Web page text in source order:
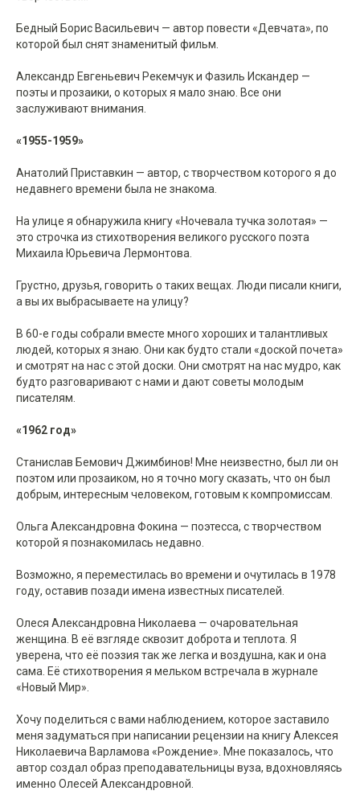
Бедный Борис Васильевич — автор повести «Девчата», по
которой был снят знаменитый фильм.
Александр Евгеньевич Рекемчук и Фазиль Искандер —
поэты и прозаики, о которых я мало знаю. Все они
заслуживают внимания.
«1955-1959»
Анатолий Приставкин — автор, с творчеством которого я до
недавнего времени была не знакома.
На улице я обнаружила книгу «Ночевала тучка золотая» —
это строчка из стихотворения великого русского поэта
Михаила Юрьевича Лермонтова.
Грустно, друзья, говорить о таких вещах. Люди писали книги,
а вы их выбрасываете на улицу?
В 60-е годы собрали вместе много хороших и талантливых
людей, которых я знаю. Они как будто стали «доской почета»
и смотрят на нас с этой доски. Они смотрят на нас мудро, как
будто разговаривают с нами и дают советы молодым
писателям.
«1962 год»
Станислав Бемович Джимбинов! Мне неизвестно, был ли он
поэтом или прозаиком, но я точно могу сказать, что он был
добрым, интересным человеком, готовым к компромиссам.
Ольга Александровна Фокина — поэтесса, с творчеством
которой я познакомилась недавно.
Возможно, я переместилась во времени и очутилась в 1978
году, оставив позади имена известных писателей.
Олеся Александровна Николаева — очаровательная
женщина. В её взгляде сквозит доброта и теплота. Я
уверена, что её поэзия так же легка и воздушна, как и она
сама. Её стихотворения я мельком встречала в журнале
«Новый Мир».
Хочу поделиться с вами наблюдением, которое заставило
меня задуматься при написании рецензии на книгу Алексея
Николаевича Варламова «Рождение». Мне показалось, что
автор создал образ преподавательницы вуза, вдохновляясь
именно Олесей Александровной.